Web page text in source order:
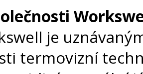
je
termovizní